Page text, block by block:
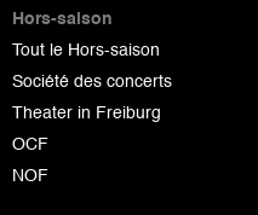
Hors-saison
Tout le Hors-saison
Société des concerts
Theater in Freiburg
OCF
NOF